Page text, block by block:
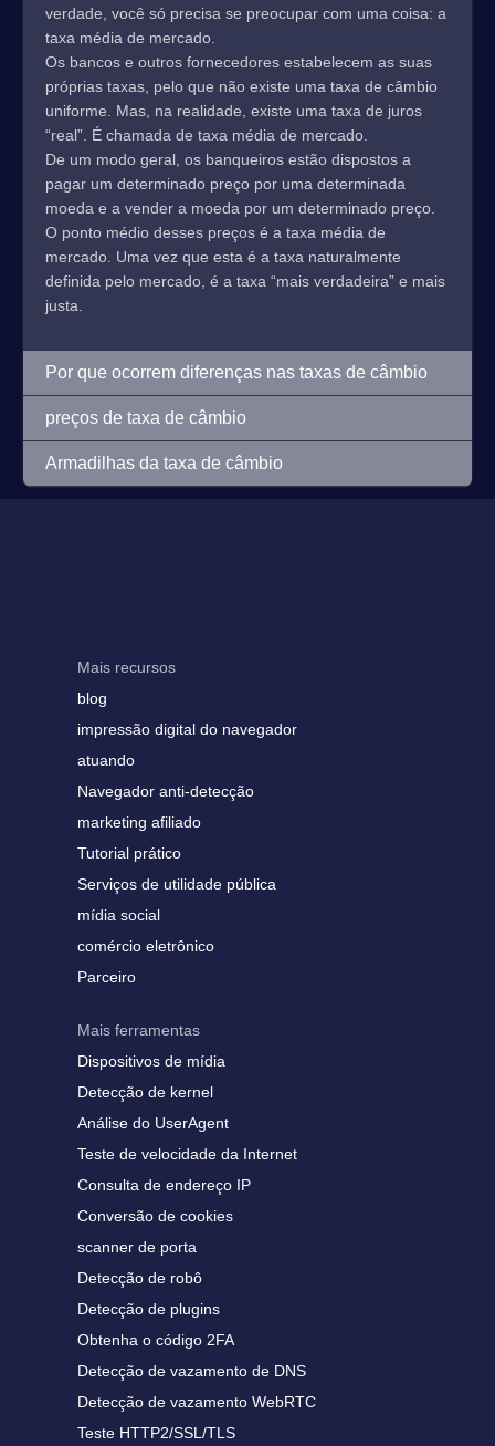
verdade, você só precisa se preocupar com uma coisa: a
taxa média de mercado.
Os bancos e outros fornecedores estabelecem as suas
próprias taxas, pelo que não existe uma taxa de câmbio
uniforme. Mas, na realidade, existe uma taxa de juros
“real”. É chamada de taxa média de mercado.
De um modo geral, os banqueiros estão dispostos a
pagar um determinado preço por uma determinada
moeda e a vender a moeda por um determinado preço.
O ponto médio desses preços é a taxa média de
mercado. Uma vez que esta é a taxa naturalmente
definida pelo mercado, é a taxa “mais verdadeira” e mais
justa.
Por que ocorrem diferenças nas taxas de câmbio
preços de taxa de câmbio
Armadilhas da taxa de câmbio
Mais recursos
blog
impressão digital do navegador
atuando
Navegador anti-detecção
marketing afiliado
Tutorial prático
Serviços de utilidade pública
mídia social
comércio eletrônico
Parceiro
Mais ferramentas
Dispositivos de mídia
Detecção de kernel
Análise do UserAgent
Teste de velocidade da Internet
Consulta de endereço IP
Conversão de cookies
scanner de porta
Detecção de robô
Detecção de plugins
Obtenha o código 2FA
Detecção de vazamento de DNS
Detecção de vazamento WebRTC
Teste HTTP2/SSL/TLS